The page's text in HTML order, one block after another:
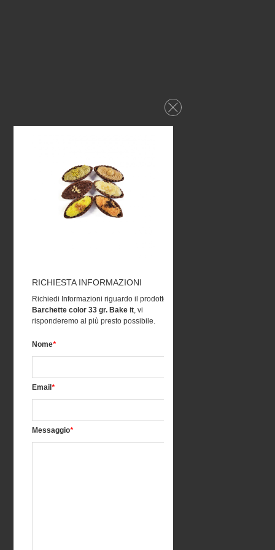
RICHIESTA INFORMAZIONI
Richiedi Informazioni riguardo il prodotto
Barchette color 33 gr. Bake it , vi
risponderemo al più presto possibile.
Nome*
Email*
Messaggio*